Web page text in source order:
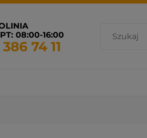
08:00-16:00
74 11